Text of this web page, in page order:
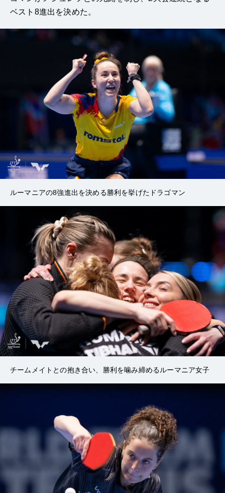
ベスト8進出を決めた。
ルーマニアの8強進出を決める勝利を挙げたドラゴマン
チームメイトとの抱き合い、勝利を噛み締めるルーマニア女子